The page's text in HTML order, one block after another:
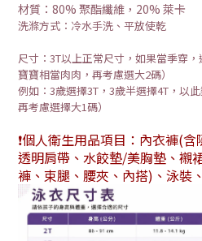
材質：80% 聚酯纖維，20% 萊卡
洗滌方式：冷水手洗、平放使乾
尺寸：3T以上正常尺寸，如果當季穿
寶寶相當肉肉，再考慮選大2碼）
例如：3歲選擇3T，3歲半選擇4T，以
再考慮選擇大1碼）
❗️個人衛生用品項目：內衣褲(
透明肩帶、水餃墊/美胸墊、襯
褲、束腿、腰夾、內搭)、泳裝